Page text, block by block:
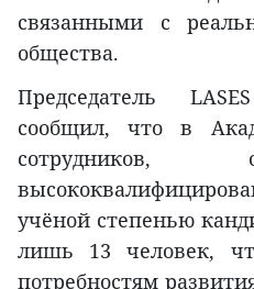
связанными с
общества.
Председатель
сообщил, что в
сотрудников,
учёной степенью
лишь 13 человек,
потребностям